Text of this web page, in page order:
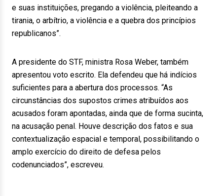
e suas instituições, pregando a violência, pleiteando a
tirania, o arbítrio, a violência e a quebra dos princípios
republicanos”.
A presidente do STF, ministra Rosa Weber, também
apresentou voto escrito. Ela defendeu que há indícios
suficientes para a abertura dos processos. “As
circunstâncias dos supostos crimes atribuídos aos
acusados foram apontadas, ainda que de forma sucinta,
na acusação penal. Houve descrição dos fatos e sua
contextualização espacial e temporal, possibilitando o
amplo exercício do direito de defesa pelos
codenunciados”, escreveu.